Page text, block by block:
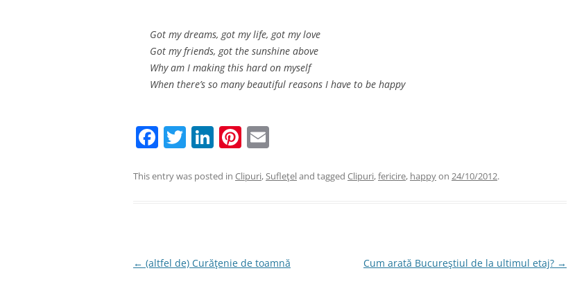
Got my dreams, got my life, got my love
Got my friends, got the sunshine above
Why am I making this hard on myself
When there’s so many beautiful reasons I have to be happy
F
c
o
T
itt
Li
k
Pi
er ai
This entry was posted in Clipuri,Sufleţeland tagged Clipuri,fericire, happyon 24/10/2012.
Post
← (altfel de) Curăţenie de toamnă Cum arată Bucureştiul de la ultimul etaj? →